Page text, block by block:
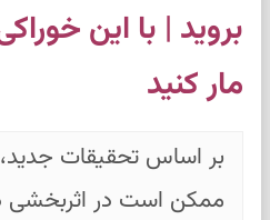
بروید | با این
مار کنید
بر اساس تحقیقات
ممکن است در اثربخشی